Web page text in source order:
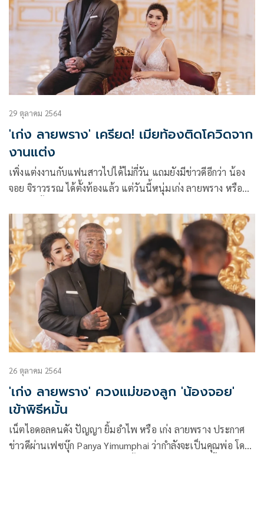
29 ตุลาคม 2564
'เก่ง ลายพราง' เครียด! เมียท้องติดโควิดจาก
งานแต่ง
เพิ่งแต่งงานกับแฟนสาวไปได้ไม่กี่วัน แถมยังมีข่าวดีอีกว่า น้อง
จอย จิราวรรณ ได้ตั้งท้องแล้ว แต่วันนี้หนุ่มเก่ง ลายพราง หรือ
สาวนั้นได้ติดเชื้อโควิด-19 มาจากแฟนของเพื่อนรักคนหนึ่ง ที่มา
ร่วมงานแต่งงาน แต่ปกปิดข้อมูล แต่ตอนนี้ในส่วนของภรรยาได้
เข้ารับการรักษาตัวเป็นที่เรียบร้อยแล้ว
26 ตุลาคม 2564
'เก่ง ลายพราง' ควงแม่ของลูก 'น้องจอย'
เข้าพิธีหมั้น
เน็ตไอดอลคนดัง ปัญญา ยิ้มอำไพ หรือ เก่ง ลายพราง ประกาศ
ข่าวดีผ่านเฟซบุ๊ก Panya Yimumphai ว่ากำลังจะเป็นคุณพ่อ โดย